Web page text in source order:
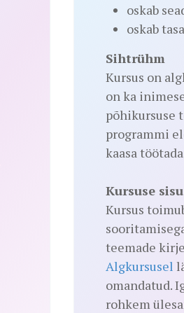
oskab
oskab
Sihtrühm
Kursus on
on ka
põhikursuse
programmi
kaasa
Kursuse sisu
Kursus
teemade
Algkursusel
omandatud.
rohkem